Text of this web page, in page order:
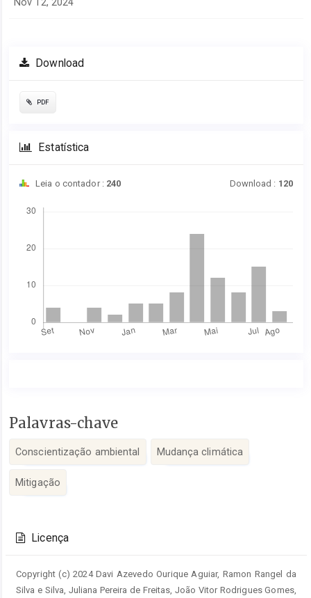
Download
PDF
Estatística
Leia o contador : 240 Download : 120
Conteúdo
artigo
Palavras-chave
Conscientização ambiental Mudança climática
Mitigação
do
artigo
Licença
Copyright (c) 2024 Davi Azevedo Ourique Aguiar, Ramon Rangel da
Silva e Silva, Juliana Pereira de Freitas, João Vitor Rodrigues Gomes,